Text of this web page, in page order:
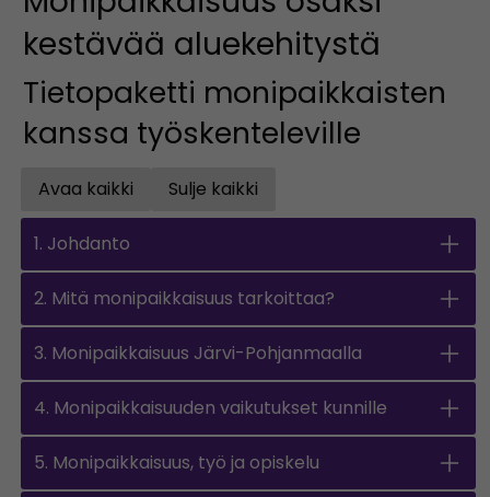
kestävää aluekehitystä
Tietopaketti monipaikkaisten
kanssa työskenteleville
Avaa kaikki
Open all accordions
Sulje kaikki
1. Johdanto
2. Mitä monipaikkaisuus tarkoittaa?
3. Monipaikkaisuus Järvi-Pohjanmaalla
4. Monipaikkaisuuden vaikutukset kunnille
5. Monipaikkaisuus, työ ja opiskelu